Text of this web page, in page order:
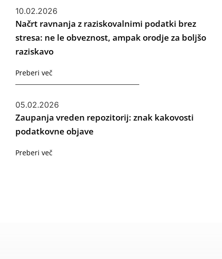
10.02.2026
Načrt ravnanja z raziskovalnimi podatki brez
stresa: ne le obveznost, ampak orodje za boljšo
raziskavo
Preberi več
05.02.2026
Zaupanja vreden repozitorij: znak kakovosti
podatkovne objave
Preberi več